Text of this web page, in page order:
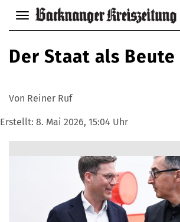
Navigation
anzeigen
verbergen
Der Staat als Beute
Von Reiner Ruf
Erstellt: 8. Mai 2026, 15:04 Uhr